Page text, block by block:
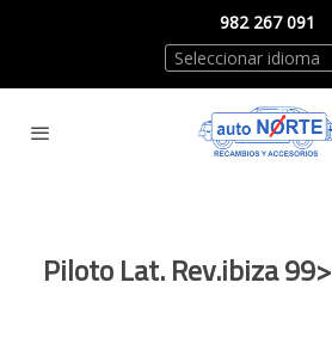
982 267 091
Seleccionar idioma
Piloto Lat. Rev.ibiza 99>